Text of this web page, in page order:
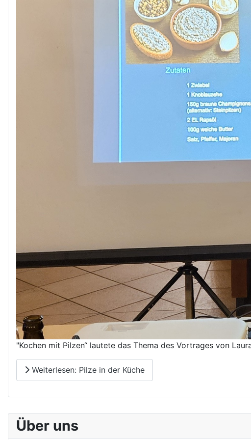
Über uns
"Kochen mit Pilzen“ lautete das Thema des Vortrages von
Weiterlesen: Pilze in der Küche